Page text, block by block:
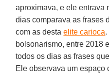
aproximava, e ele entrava
dias comparava as frases
com as destaelite carioca.
bolsonarismo, entre 2018
todos os dias as frases
Ele observava um espaço